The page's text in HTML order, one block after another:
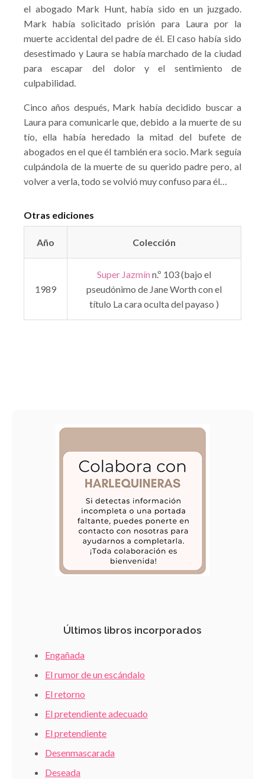
el abogado Mark Hunt, había sido en un juzgado.
Mark había solicitado prisión para Laura por la
muerte accidental del padre de él. El caso había sido
desestimado y Laura se había marchado de la ciudad
para escapar del dolor y el sentimiento de
culpabilidad.
Cinco años después, Mark había decidido buscar a
Laura para comunicarle que, debido a la muerte de su
tío, ella había heredado la mitad del bufete de
abogados en el que él también era socio. Mark seguía
culpándola de la muerte de su querido padre pero, al
volver a verla, todo se volvió muy confuso para él…
Otras ediciones
Año Colección
1989
Super Jazmín n.º 103 (bajo el
pseudónimo de Jane Worth con el
título La cara oculta del payaso )
Últimos libros incorporados
Engañada
El rumor de un escándalo
El retorno
El pretendiente adecuado
El pretendiente
Desenmascarada
Deseada